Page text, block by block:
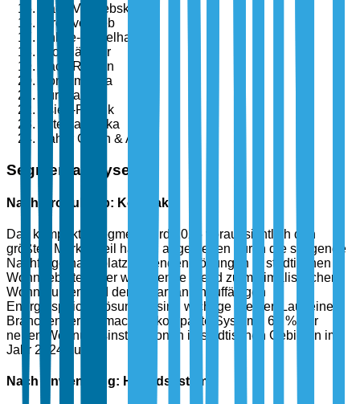
Nach Vertriebskanal
Direktvertrieb
Online-Einzelhandel
Großhändler
Nach Region
Nordamerika
Europa
Asien-Pazifik
Lateinamerika
Naher Osten & Afrika
Segmentanalyse
Nach Produkttyp: Kompakt
Das kompakte Segment wird 2025 voraussichtlich den
größten Marktanteil haben, angetrieben durch die steigende
Nachfrage nach platzsparenden Lösungen in städtischen
Wohngebieten. Der wachsende Trend zu minimalistischen
Wohnräumen und der Bedarf an unauffälligen
Energiespeicherlösungen sind wichtige Treiber. Laut einem
Branchenbericht machten kompakte Systeme 60 % der
neuen Wohnungsinstallationen in städtischen Gebieten im
Jahr 2024 aus.
Nach Anwendung: Hybridsysteme